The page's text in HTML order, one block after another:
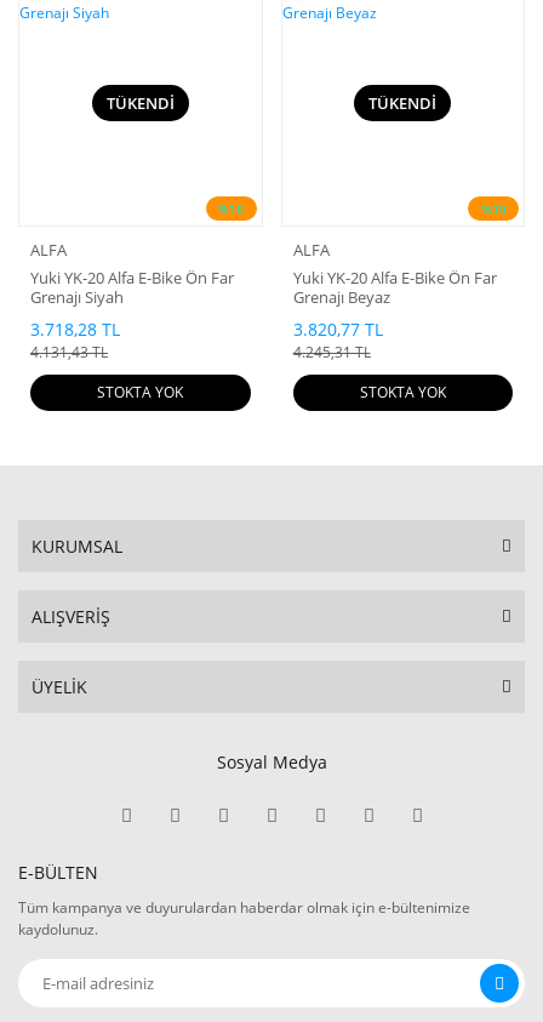
%10
TÜKENDİ
ALFA
Yuki YK-20 Alfa E-Bike Ön Far
Grenajı Siyah
3.718,28 TL
4.131,43 TL
STOKTA YOK
%10
TÜKENDİ
ALFA
Yuki YK-20 Alfa E-Bike Ön Far
Grenajı Beyaz
3.820,77 TL
4.245,31 TL
STOKTA YOK
KURUMSAL
ALIŞVERİŞ
ÜYELİK
Sosyal Medya
E-BÜLTEN
Tüm kampanya ve duyurulardan haberdar olmak için e-bültenimize
kaydolunuz.